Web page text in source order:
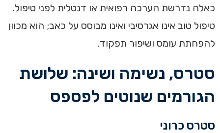
כאלה נדרשת הערכה רפואית או דנטלית לפני טיפול.
טיפול טוב אינו אגרסיבי ואינו מבוסס על כאב; הוא מכוון
להפחתת עומס ושיפור תפקוד.
סטרס, נשימה ושינה: שלושת
הגורמים שנוטים לפספס
סטרס כרוני